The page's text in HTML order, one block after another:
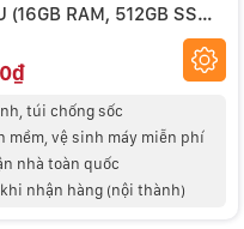
(16GB RAM, 512GB SSD)
túi chống sốc
mềm, vệ sinh máy miễn phí
nhà toàn quốc
nhận hàng (nội thành)